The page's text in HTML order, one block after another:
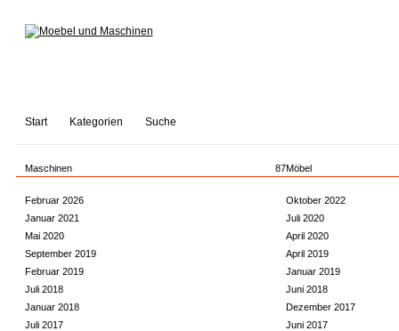
Start Kategorien Suche
Maschinen 87Möbel
Februar 2026
Oktober 2022
Januar 2021
Juli 2020
Mai 2020
April 2020
September 2019
April 2019
Februar 2019
Januar 2019
Juli 2018
Juni 2018
Januar 2018
Dezember 2017
Juli 2017
Juni 2017